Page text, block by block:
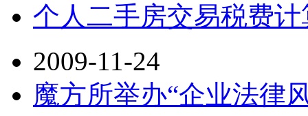
个人二手房交易税费
2009-11-24
魔方所举办“企业法律